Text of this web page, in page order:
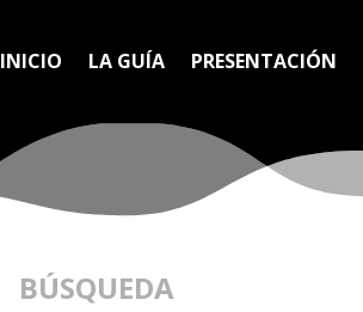
INICIO LA GUÍA PRESENTACIÓN
BÚSQUEDA